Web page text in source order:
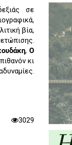
σε
βία,
,Ο
κι
3029